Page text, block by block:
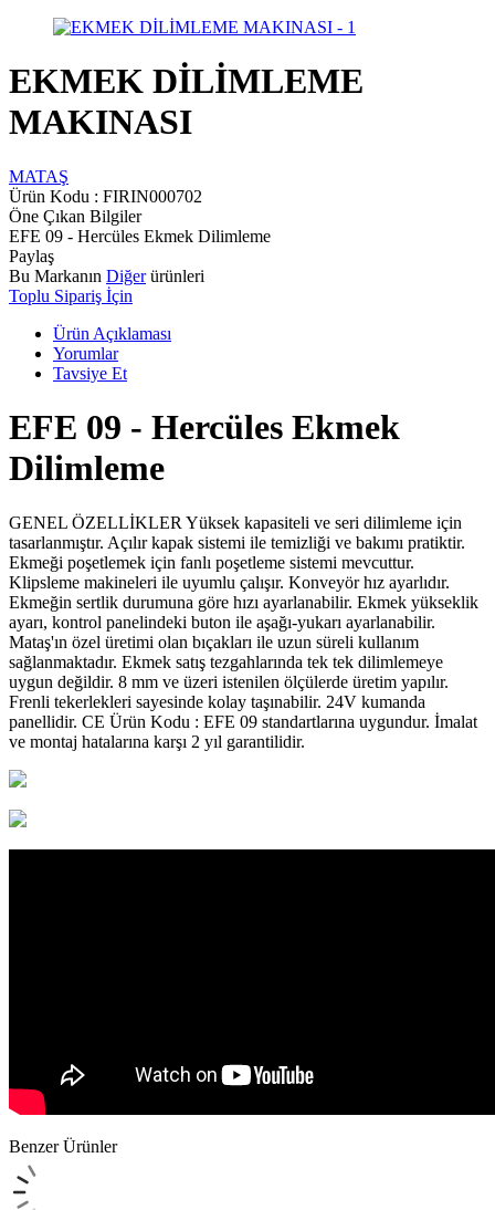
EKMEK DİLİMLEME
MAKINASI
MATAŞ
Ürün Kodu : FIRIN000702
Öne Çıkan Bilgiler
EFE 09 - Hercüles Ekmek Dilimleme
Paylaş
Bu Markanın Diğerürünleri
Toplu Sipariş İçin
Ürün Açıklaması
Yorumlar
Tavsiye Et
EFE 09 - Hercüles Ekmek
Dilimleme
GENEL ÖZELLİKLER Yüksek kapasiteli ve seri dilimleme için
tasarlanmıştır. Açılır kapak sistemi ile temizliği ve bakımı pratiktir.
Ekmeği poşetlemek için fanlı poşetleme sistemi mevcuttur.
Klipsleme makineleri ile uyumlu çalışır. Konveyör hız ayarlıdır.
Ekmeğin sertlik durumuna göre hızı ayarlanabilir. Ekmek yükseklik
ayarı, kontrol panelindeki buton ile aşağı-yukarı ayarlanabilir.
Mataş'ın özel üretimi olan bıçakları ile uzun süreli kullanım
sağlanmaktadır. Ekmek satış tezgahlarında tek tek dilimlemeye
uygun değildir. 8 mm ve üzeri istenilen ölçülerde üretim yapılır.
Frenli tekerlekleri sayesinde kolay taşınabilir. 24V kumanda
panellidir. CE Ürün Kodu : EFE 09 standartlarına uygundur. İmalat
ve montaj hatalarına karşı 2 yıl garantilidir.
Benzer Ürünler